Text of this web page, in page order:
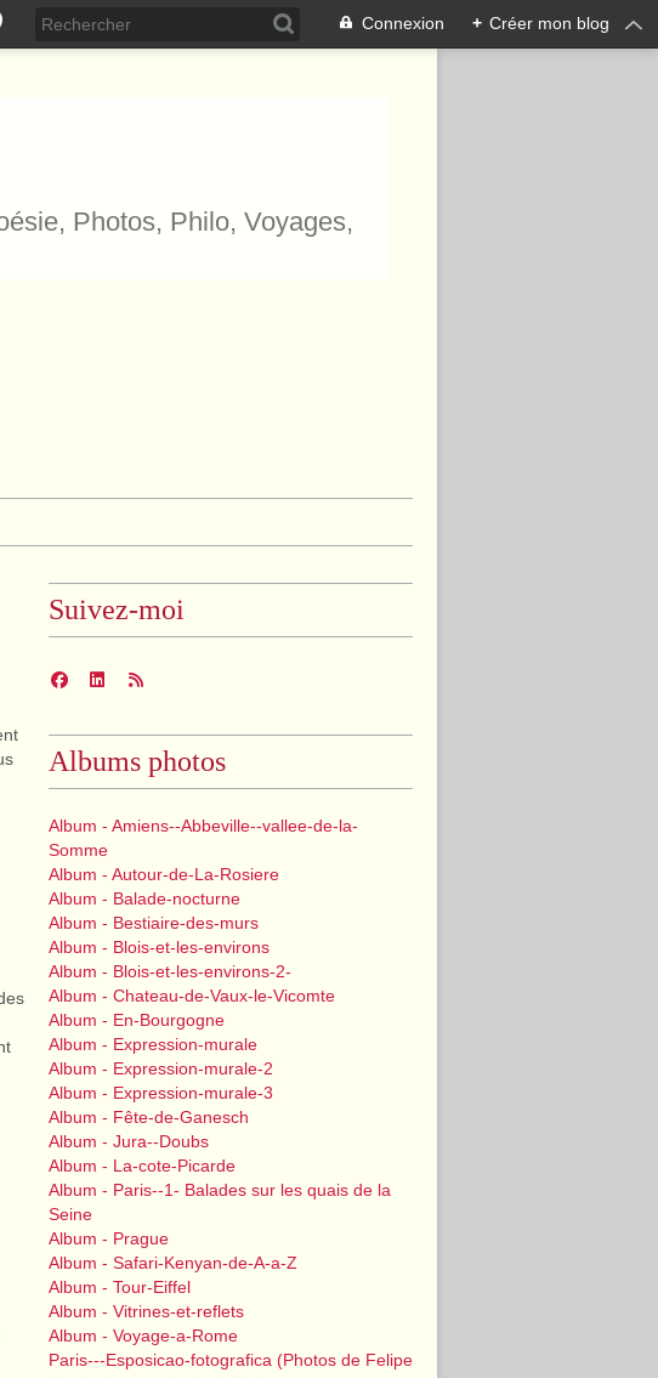
Connexion + Créer mon blog
Photos, Philo, Voyages,
Suivez-moi
Albums photos
Album - Amiens--Abbeville--vallee-de-la-
Somme
Album - Autour-de-La-Rosiere
Album - Balade-nocturne
Album - Bestiaire-des-murs
Album - Blois-et-les-environs
Album - Blois-et-les-environs-2-
Album - Chateau-de-Vaux-le-Vicomte
Album - En-Bourgogne
Album - Expression-murale
Album - Expression-murale-2
Album - Expression-murale-3
Album - Fête-de-Ganesch
Album - Jura--Doubs
Album - La-cote-Picarde
Album - Paris--1- Balades sur les quais de la
Seine
Album - Prague
Album - Safari-Kenyan-de-A-a-Z
Album - Tour-Eiffel
Album - Vitrines-et-reflets
Album - Voyage-a-Rome
Paris---Esposicao-fotografica (Photos de Felipe